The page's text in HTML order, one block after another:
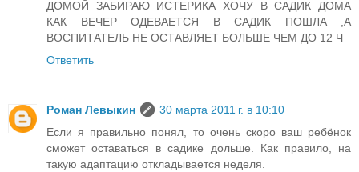
ДОМОЙ ЗАБИРАЮ ИСТЕРИКА ХОЧУ В САДИК ДОМА
КАК ВЕЧЕР ОДЕВАЕТСЯ В САДИК ПОШЛА ,А
ВОСПИТАТЕЛЬ НЕ ОСТАВЛЯЕТ БОЛЬШЕ ЧЕМ ДО 12 Ч
Ответить
Роман Левыкин
30 марта 2011 г. в 10:10
Если я правильно понял, то очень скоро ваш ребёнок
сможет оставаться в садике дольше. Как правило, на
такую адаптацию откладывается неделя.